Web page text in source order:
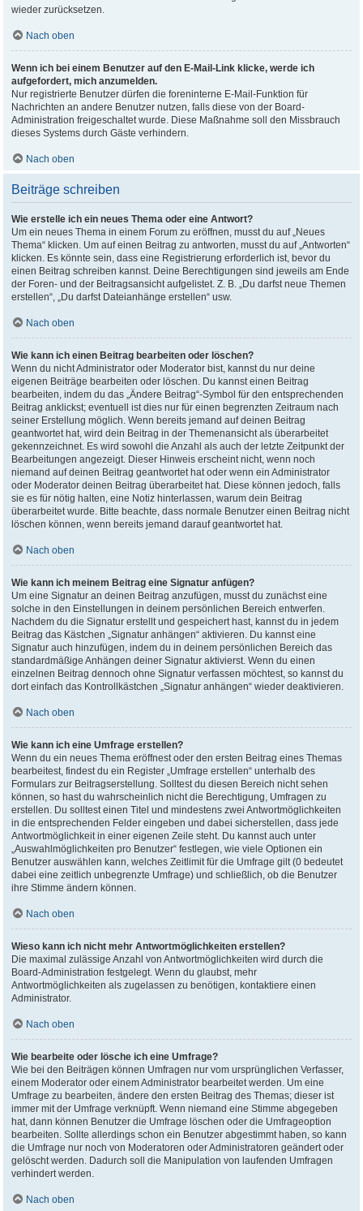
wieder zurücksetzen.
Nach oben
Wenn ich bei einem Benutzer auf den E-Mail-Link klicke, werde ich
aufgefordert, mich anzumelden.
Nur registrierte Benutzer dürfen die foreninterne E-Mail-Funktion für
Nachrichten an andere Benutzer nutzen, falls diese von der Board-
Administration freigeschaltet wurde. Diese Maßnahme soll den Missbrauch
dieses Systems durch Gäste verhindern.
Nach oben
Beiträge schreiben
Wie erstelle ich ein neues Thema oder eine Antwort?
Um ein neues Thema in einem Forum zu eröffnen, musst du auf „Neues
Thema“ klicken. Um auf einen Beitrag zu antworten, musst du auf „Antworten“
klicken. Es könnte sein, dass eine Registrierung erforderlich ist, bevor du
einen Beitrag schreiben kannst. Deine Berechtigungen sind jeweils am Ende
der Foren- und der Beitragsansicht aufgelistet. Z. B. „Du darfst neue Themen
erstellen“, „Du darfst Dateianhänge erstellen“ usw.
Nach oben
Wie kann ich einen Beitrag bearbeiten oder löschen?
Wenn du nicht Administrator oder Moderator bist, kannst du nur deine
eigenen Beiträge bearbeiten oder löschen. Du kannst einen Beitrag
bearbeiten, indem du das „Ändere Beitrag“-Symbol für den entsprechenden
Beitrag anklickst; eventuell ist dies nur für einen begrenzten Zeitraum nach
seiner Erstellung möglich. Wenn bereits jemand auf deinen Beitrag
geantwortet hat, wird dein Beitrag in der Themenansicht als überarbeitet
gekennzeichnet. Es wird sowohl die Anzahl als auch der letzte Zeitpunkt der
Bearbeitungen angezeigt. Dieser Hinweis erscheint nicht, wenn noch
niemand auf deinen Beitrag geantwortet hat oder wenn ein Administrator
oder Moderator deinen Beitrag überarbeitet hat. Diese können jedoch, falls
sie es für nötig halten, eine Notiz hinterlassen, warum dein Beitrag
überarbeitet wurde. Bitte beachte, dass normale Benutzer einen Beitrag nicht
löschen können, wenn bereits jemand darauf geantwortet hat.
Nach oben
Wie kann ich meinem Beitrag eine Signatur anfügen?
Um eine Signatur an deinen Beitrag anzufügen, musst du zunächst eine
solche in den Einstellungen in deinem persönlichen Bereich entwerfen.
Nachdem du die Signatur erstellt und gespeichert hast, kannst du in jedem
Beitrag das Kästchen „Signatur anhängen“ aktivieren. Du kannst eine
Signatur auch hinzufügen, indem du in deinem persönlichen Bereich das
standardmäßige Anhängen deiner Signatur aktivierst. Wenn du einen
einzelnen Beitrag dennoch ohne Signatur verfassen möchtest, so kannst du
dort einfach das Kontrollkästchen „Signatur anhängen“ wieder deaktivieren.
Nach oben
Wie kann ich eine Umfrage erstellen?
Wenn du ein neues Thema eröffnest oder den ersten Beitrag eines Themas
bearbeitest, findest du ein Register „Umfrage erstellen“ unterhalb des
Formulars zur Beitragserstellung. Solltest du diesen Bereich nicht sehen
können, so hast du wahrscheinlich nicht die Berechtigung, Umfragen zu
erstellen. Du solltest einen Titel und mindestens zwei Antwortmöglichkeiten
in die entsprechenden Felder eingeben und dabei sicherstellen, dass jede
Antwortmöglichkeit in einer eigenen Zeile steht. Du kannst auch unter
„Auswahlmöglichkeiten pro Benutzer“ festlegen, wie viele Optionen ein
Benutzer auswählen kann, welches Zeitlimit für die Umfrage gilt (0 bedeutet
dabei eine zeitlich unbegrenzte Umfrage) und schließlich, ob die Benutzer
ihre Stimme ändern können.
Nach oben
Wieso kann ich nicht mehr Antwortmöglichkeiten erstellen?
Die maximal zulässige Anzahl von Antwortmöglichkeiten wird durch die
Board-Administration festgelegt. Wenn du glaubst, mehr
Antwortmöglichkeiten als zugelassen zu benötigen, kontaktiere einen
Administrator.
Nach oben
Wie bearbeite oder lösche ich eine Umfrage?
Wie bei den Beiträgen können Umfragen nur vom ursprünglichen Verfasser,
einem Moderator oder einem Administrator bearbeitet werden. Um eine
Umfrage zu bearbeiten, ändere den ersten Beitrag des Themas; dieser ist
immer mit der Umfrage verknüpft. Wenn niemand eine Stimme abgegeben
hat, dann können Benutzer die Umfrage löschen oder die Umfrageoption
bearbeiten. Sollte allerdings schon ein Benutzer abgestimmt haben, so kann
die Umfrage nur noch von Moderatoren oder Administratoren geändert oder
gelöscht werden. Dadurch soll die Manipulation von laufenden Umfragen
verhindert werden.
Nach oben